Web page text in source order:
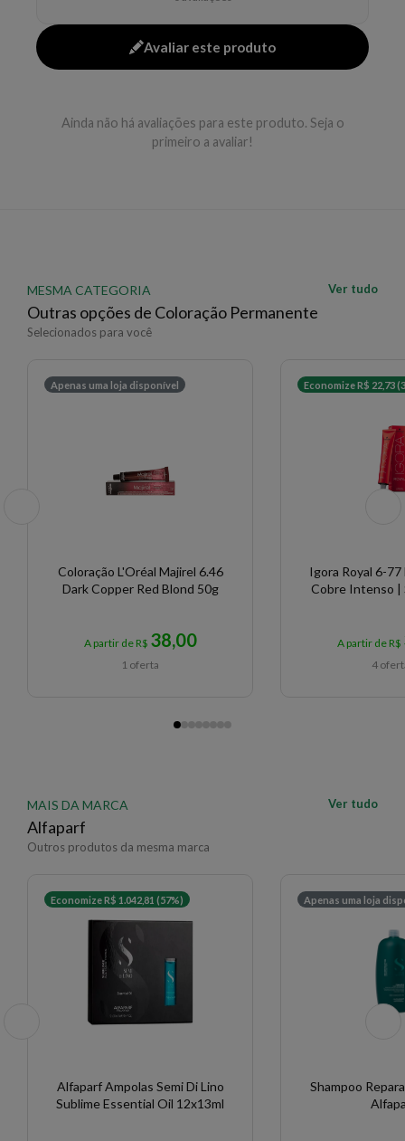
sensibilidade 24h antes.Avaliar este produto
Ainda não há avaliações para este produto. Seja o
primeiro a avaliar!
MESMA CATEGORIA
Outras opções de Coloração Permanente
Selecionados para você
Ver tudo
Apenas uma loja disponível
Coloração L'Oréal Majirel 6.46
Dark Copper Red Blond 50g
A partir de R$ 38,00
1 oferta
Economize R$ 22,73
Igora Royal 6-
Cobre Intenso |
A partir de R$
4
MAIS DA MARCA
Alfaparf
Outros produtos da mesma marca
Ver tudo
Economize R$ 1.042,81 (57%)
Alfaparf Ampolas Semi Di Lino
Sublime Essential Oil 12x13ml
Apenas uma loja
Shampoo